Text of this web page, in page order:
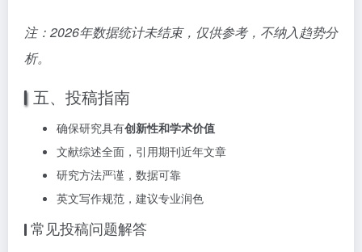
注：2026年数据统计未结束，仅供参考，不纳入趋势分
析。
五、投稿指南
确保研究具有创新性和学术价值
文献综述全面，引用期刊近年文章
研究方法严谨，数据可靠
英文写作规范，建议专业润色
常见投稿问题解答